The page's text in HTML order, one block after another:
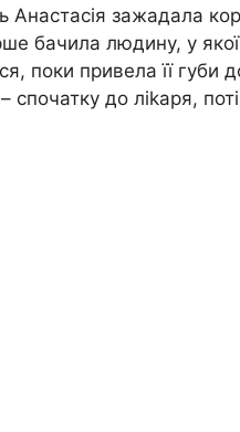
Анастасія зажадала
бачила людину, у
поки привела її
– спочатку до ліkаря,